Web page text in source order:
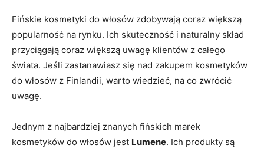
Fińskie kosmetyki do włosów⁣ zdobywają coraz większą
popularność ⁤na rynku. Ich skuteczność ​i naturalny skład
przyciągają coraz większą⁣ uwagę klientów z całego
⁢świata. ⁤Jeśli zastanawiasz się nad zakupem kosmetyków
do włosów⁢ z Finlandii, warto wiedzieć, na co zwrócić
uwagę.
Jednym z najbardziej‍ znanych fińskich​ marek
kosmetyków do włosów jest Lumene. ​Ich produkty są